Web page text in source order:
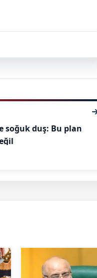
soğuk duş: Bu plan